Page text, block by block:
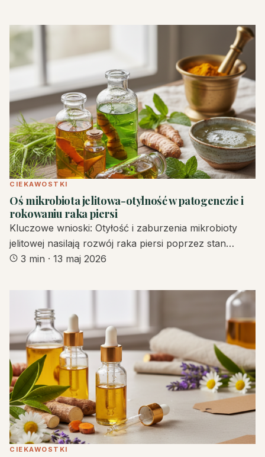
CIEKAWOSTKI
Oś mikrobiota jelitowa-otylność w patogenezie i
rokowaniu raka piersi
Kluczowe wnioski: Otyłość i zaburzenia mikrobioty
jelitowej nasilają rozwój raka piersi poprzez stan…
3 min · 13 maj 2026
CIEKAWOSTKI